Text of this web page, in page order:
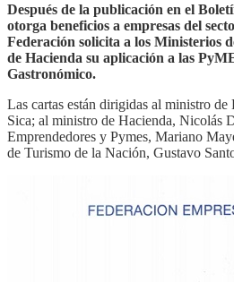
Después de la publicación en el
otorga beneficios a empresas del
Federación solicita a los Ministerios
de Hacienda su aplicación a las
Gastronómico.
Las cartas están dirigidas al ministro
Sica; al ministro de Hacienda, Nicolás
Emprendedores y Pymes, Mariano
de Turismo de la Nación, Gustavo